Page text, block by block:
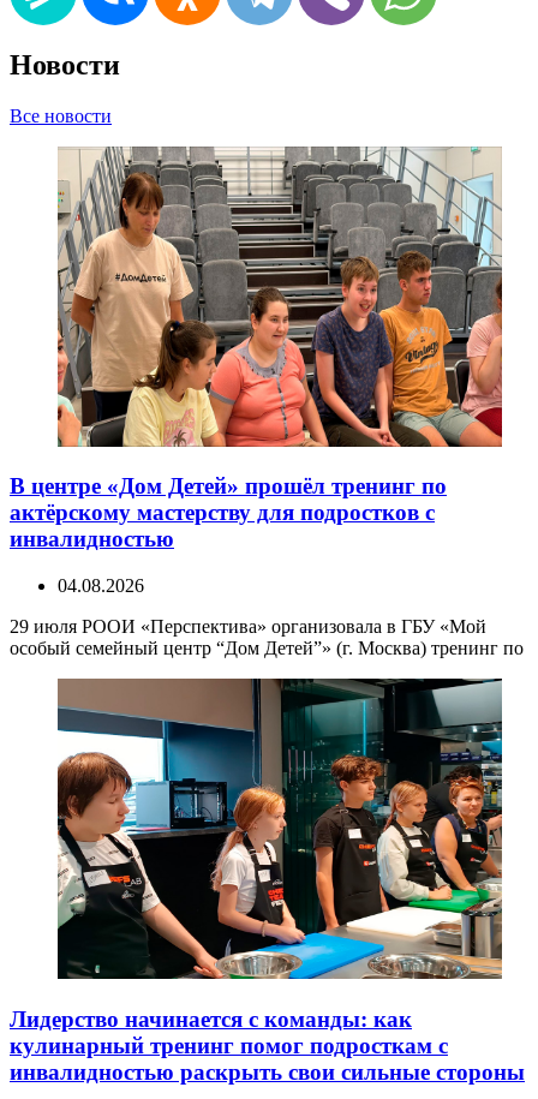
Новости
Все новости
В центре «Дом Детей» прошёл тренинг по
актёрскому мастерству для подростков с
инвалидностью
04.08.2026
29 июля РООИ «Перспектива» организовала в ГБУ «Мой
особый семейный центр “Дом Детей”» (г. Москва) тренинг по
Лидерство начинается с команды: как
кулинарный тренинг помог подросткам с
инвалидностью раскрыть свои сильные стороны